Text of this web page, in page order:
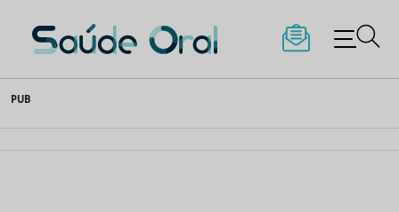
to
content
Saúde Oral
PUB